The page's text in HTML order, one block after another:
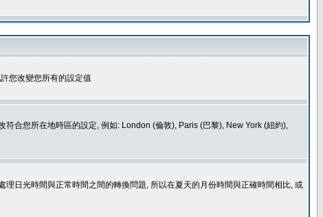
您改變您所有的設定值
合您所在地時區的設定, 例如: London (倫敦), Paris (巴黎), New York (紐約),
日光時間與正常時間之間的轉換問題, 所以在夏天的月份時間與正確時間相比, 或